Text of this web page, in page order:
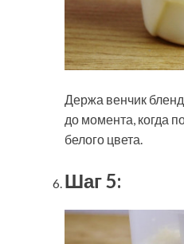
Держа венчик
до момента, когда
белого цвета.
Шаг 5: